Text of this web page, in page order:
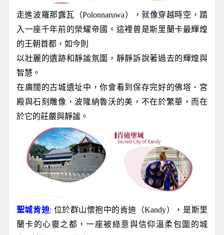
走進波羅那露瓦（Polonnaruwa），就像穿越時空，踏
入一座千年前的榮耀帝國。這裡曾是斯里蘭卡最輝煌
的王朝首都，如今則
以壯麗的遺跡和靜謐氛圍，靜靜訴說著過去的輝煌與
智慧。
在廣闊的古城遺址中，你會看到保存完好的佛塔、宮
殿與石刻雕像，波隆納魯沃的美，不在於繁華，而在
於它的莊嚴與靜謐。
聖城肯迪: 位於群山懷抱中的肯迪（Kandy），是斯里
蘭卡的心靈之都，一座被綠意與信仰溫柔包圍的城